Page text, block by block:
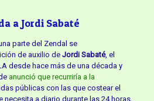
a Jordi Sabaté
parte del Zendal se
de auxilio de Jordi Sabaté, el
desde hace más de una década y
anunció que recurriría a la
públicas con las que costear el
necesita a diario durante las 24 horas.